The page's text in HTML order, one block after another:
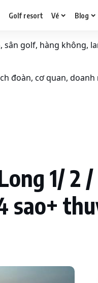
Golf resort Vé Blog
golf, hàng
đoàn, cơ quan,
1/ 2
sao+